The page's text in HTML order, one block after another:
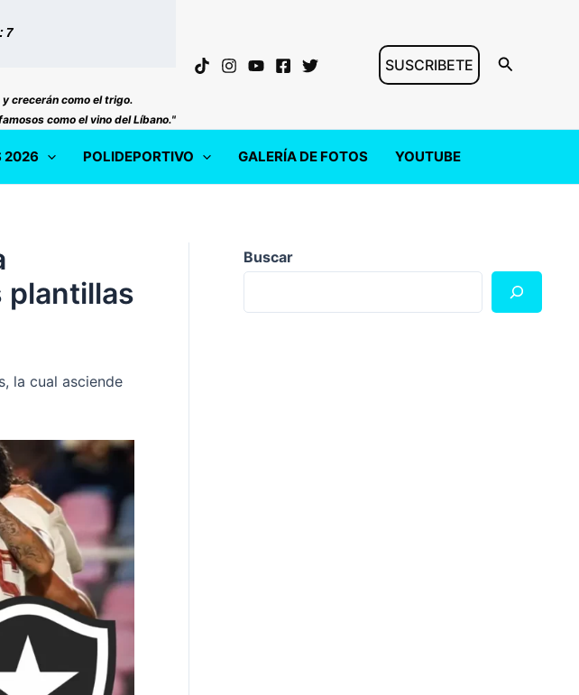
crecerán como el trigo.
como el vino del Líbano."
SUSCRIBETE Buscar
2026 POLIDEPORTIVO GALERÍA DE FOTOS YOUTUBE
plantillas
la cual asciende
Buscar